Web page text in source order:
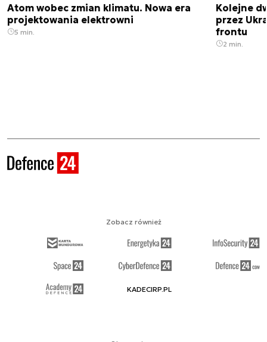
Atom wobec zmian klimatu. Nowa era
projektowania elektrowni
5 min.
Kolejne
przez
frontu
2 min.
Zobacz również
KADECIRP.PL